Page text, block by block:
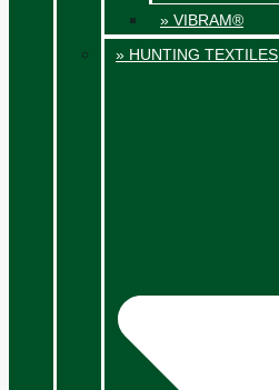
» VIBRAM®
» HUNTING TEXTILES